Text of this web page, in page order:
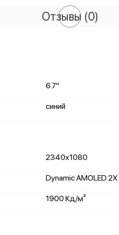
Отзывы (0)
6.7"
синий
2340x1080
Dynamic AMOLED 2X
1900 Кд/м²